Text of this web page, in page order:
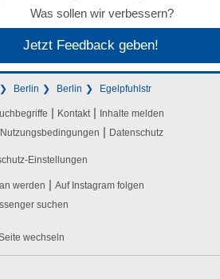
Was sollen wir verbessern?
Jetzt Feedback geben!
Berlin Berlin Egelpfuhlstr
| Kontakt | Inhalte melden
Nutzungsbedingungen | Datenschutz
Einstellungen
werden | Auf Instagram folgen
suchen
wechseln